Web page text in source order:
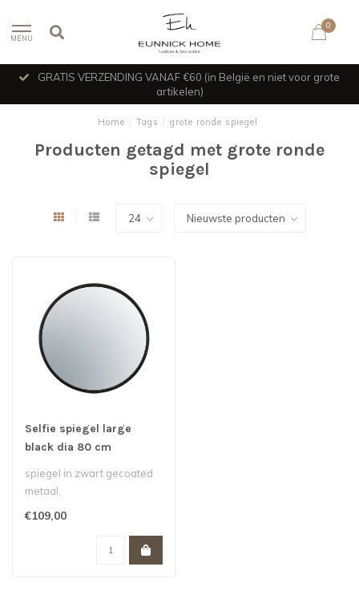
MENU
0
GRATIS VERZENDING VANAF €60 (in België en niet voor grote
artikelen)
Home / Tags / grote ronde spiegel
Producten getagd met grote ronde
spiegel
Selfie spiegel large
black dia 80 cm
spiegel in zwart gecoated
metaal.
€109,00